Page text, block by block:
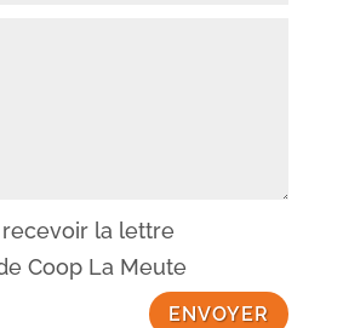
la lettre
Coop La Meute
ENVOYER